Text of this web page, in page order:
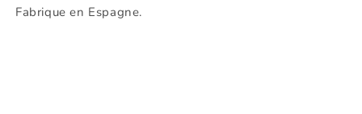
Fabrique en Espagne.